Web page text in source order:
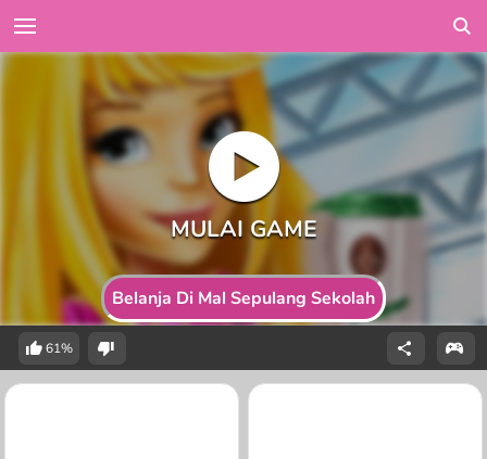
Belanja Di Mal Sepulang Sekolah
61%